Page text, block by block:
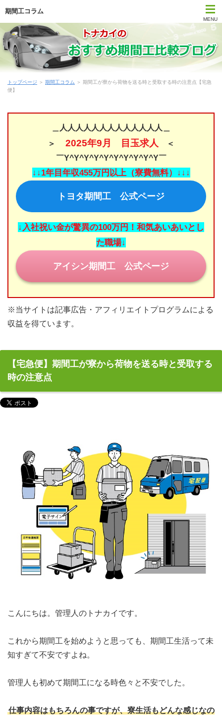
期間工コラム
MENU
トップページ
期間工比較ランキング
はじめて期間工に応募する方
期間工メーカー別待遇まとめ
期間工Q＆A
期間工コラム
期間工の休日
お問い合わせ
トップページ ＞ 期間工コラム ＞ 期間工が寮から荷物を送る時と受取する時の注意点【宅急
便】
＿人人人人人人人人人人人人人＿
＞ 2025年9月 目玉求人
＜
￣Y^Y^Y^Y^Y^Y^Y^Y^Y^Y￣
↓↓1年目年収455万円以上（寮費無料）↓↓↓
トヨタ期間工 公式ページ
↓入社祝い金が驚異の100万円！和気あいあいとし
た職場↓
アイシン期間工 公式ページ
※当サイトは記事広告・アフィリエイトプログラムによる
収益を得ています。
【宅急便】期間工が寮から荷物を送る時と受取する
時の注意点
こんにちは。管理人のトナカイです。
これから期間工を始めようと思っても、期間工生活って未
知すぎて不安ですよね。
管理人も初めて期間工になる時色々と不安でした。
仕事内容はもちろんの事ですが、寮生活もどんな感じなの